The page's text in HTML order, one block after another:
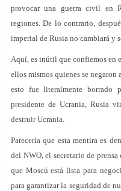
provocar una guerra civil en
regiones. De lo contrario,
imperial de Rusia no cambiará y
Aquí, es inútil que confiemos en
ellos mismos quienes se
esto fue literalmente borrado
presidente de Ucrania, Rusia
destruir Ucrania.
Parecería que esta mentira es
del NWO, el secretario de
que Moscú está lista para
para garantizar la seguridad de